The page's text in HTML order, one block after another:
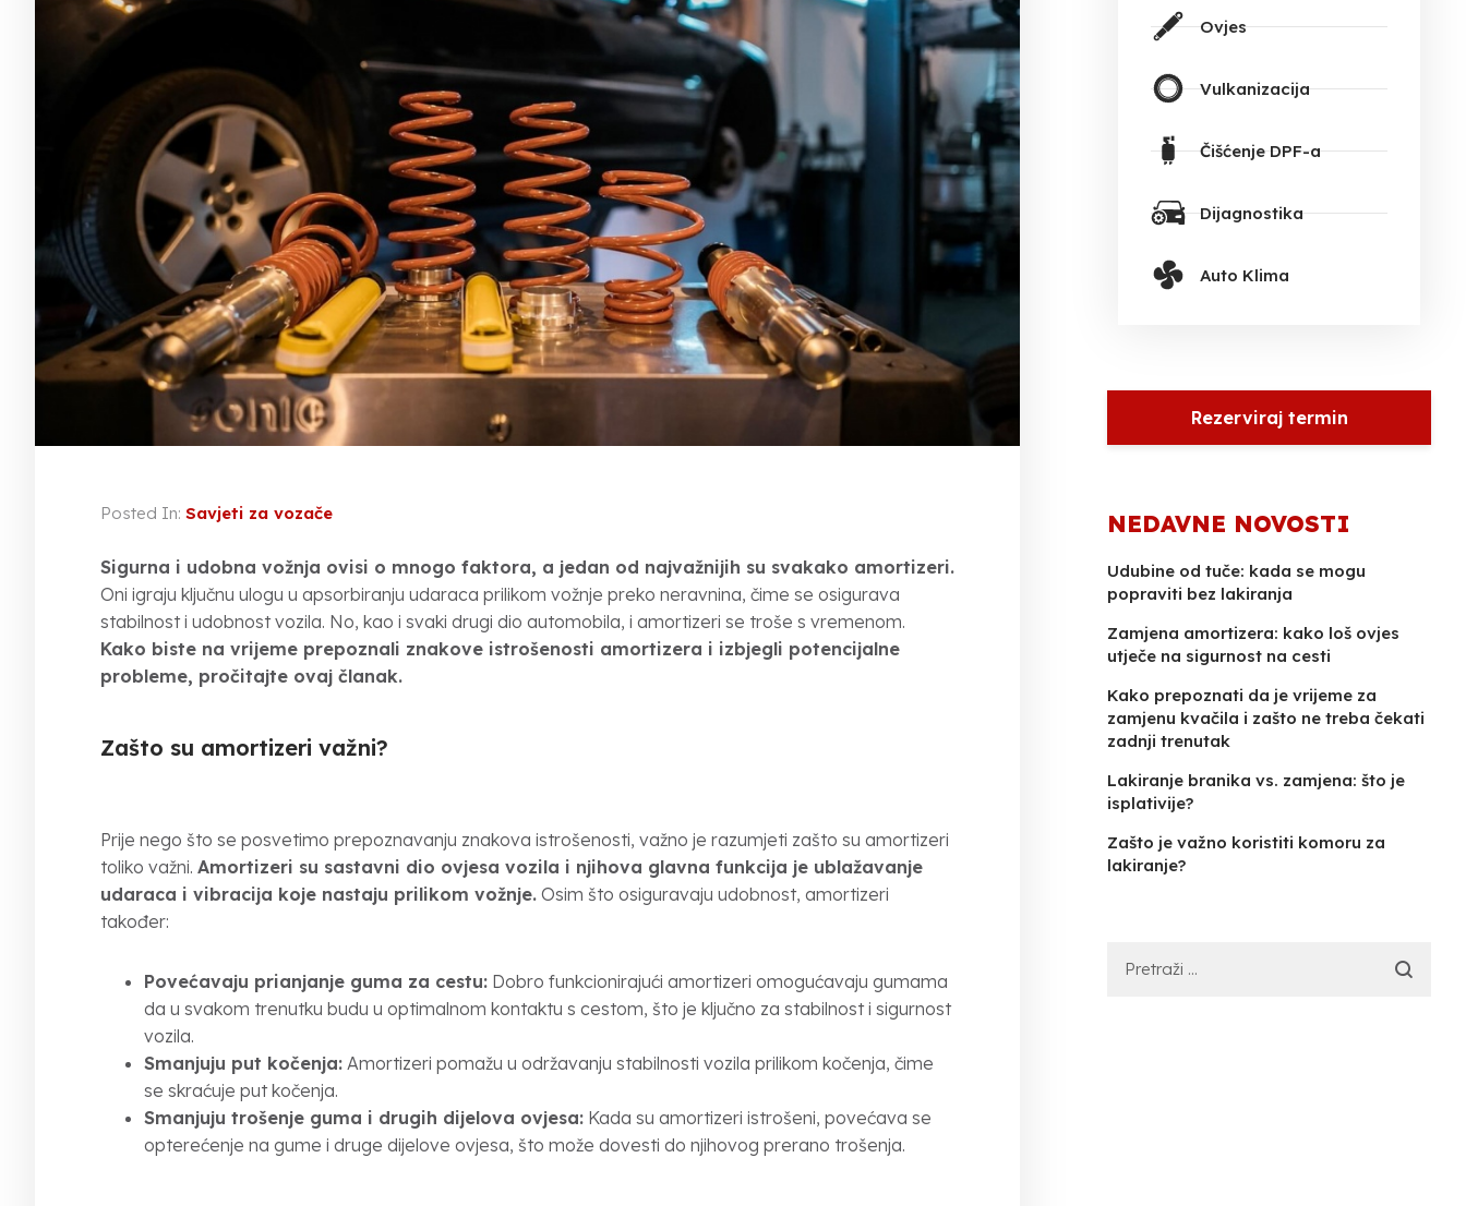
Posted In: Savjeti za vozače
Sigurna i udobna vožnja ovisi o mnogo faktora, a jedan od najvažnijih su svakako amortizeri.
Oni igraju ključnu ulogu u apsorbiranju udaraca prilikom vožnje preko neravnina, čime se osigurava
stabilnost i udobnost vozila. No, kao i svaki drugi dio automobila, i amortizeri se troše s vremenom.
Kako biste na vrijeme prepoznali znakove istrošenosti amortizera i izbjegli potencijalne
probleme, pročitajte ovaj članak.
Zašto su amortizeri važni?
Prije nego što se posvetimo prepoznavanju znakova istrošenosti, važno je razumjeti zašto su amortizeri
toliko važni. Amortizeri su sastavni dio ovjesa vozila i njihova glavna funkcija je ublažavanje
udaraca i vibracija koje nastaju prilikom vožnje. Osim što osiguravaju udobnost, amortizeri
također:
Povećavaju prianjanje guma za cestu: Dobro funkcionirajući amortizeri omogućavaju gumama
da u svakom trenutku budu u optimalnom kontaktu s cestom, što je ključno za stabilnost i sigurnost
vozila.
Smanjuju put kočenja: Amortizeri pomažu u održavanju stabilnosti vozila prilikom kočenja, čime
se skraćuje put kočenja.
Smanjuju trošenje guma i drugih dijelova ovjesa: Kada su amortizeri istrošeni, povećava se
opterećenje na gume i druge dijelove ovjesa, što može dovesti do njihovog prerano trošenja.
Ovjes
Vulkanizacija
Čišćenje DPF-a
Dijagnostika
Auto Klima
Rezerviraj termin
NEDAVNE NOVOSTI
Udubine od tuče: kada se mogu
popraviti bez lakiranja
Zamjena amortizera: kako loš ovjes
utječe na sigurnost na cesti
Kako prepoznati da je vrijeme za
zamjenu kvačila i zašto ne treba čekati
zadnji trenutak
Lakiranje branika vs. zamjena: što je
isplativije?
Zašto je važno koristiti komoru za
lakiranje?